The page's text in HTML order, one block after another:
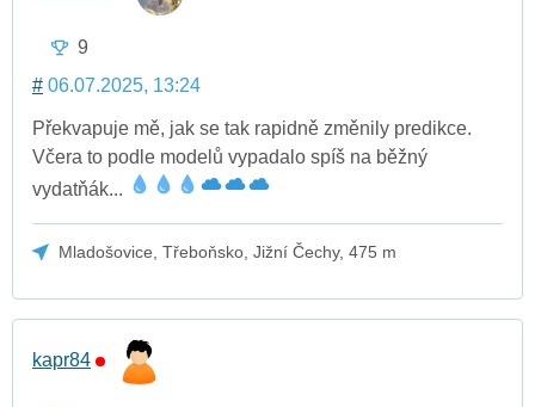
9
# 06.07.2025, 13:24
Překvapuje mě, jak se tak rapidně změnily predikce.
Včera to podle modelů vypadalo spíš na běžný
vydatňák...
Mladošovice, Třeboňsko, Jižní Čechy, 475 m
kapr84